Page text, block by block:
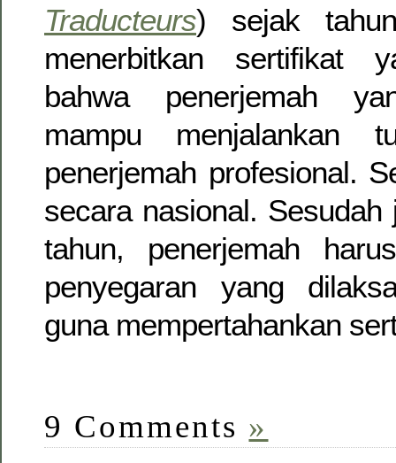
Traducteurs) sejak
menerbitkan sertifikat
bahwa penerjemah
mampu menjalankan
penerjemah profesional.
secara nasional.
tahun, penerjemah
penyegaran yang
guna mempertahankan
9 Comments »